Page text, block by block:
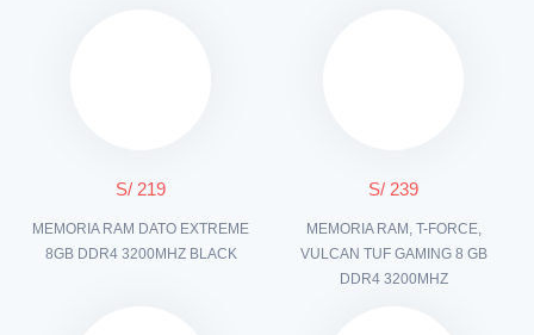
S/ 219
MEMORIA RAM DATO EXTREME
8GB DDR4 3200MHZ BLACK
S/ 239
MEMORIA RAM, T-FORCE,
VULCAN TUF GAMING 8 GB
DDR4 3200MHZ